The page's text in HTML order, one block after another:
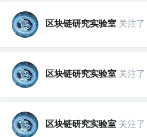
区块链研究实验室 关注了
区块链研究实验室 关注了
区块链研究实验室 关注了